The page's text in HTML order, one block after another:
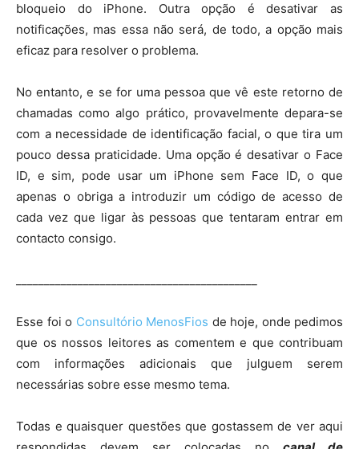
bloqueio do iPhone. Outra opção é desativar as
notificações, mas essa não será, de todo, a opção mais
eficaz para resolver o problema.
No entanto, e se for uma pessoa que vê este retorno de
chamadas como algo prático, provavelmente depara-se
com a necessidade de identificação facial, o que tira um
pouco dessa praticidade. Uma opção é desativar o Face
ID, e sim, pode usar um iPhone sem Face ID, o que
apenas o obriga a introduzir um código de acesso de
cada vez que ligar às pessoas que tentaram entrar em
contacto consigo.
Esse foi o Consultório MenosFios de hoje, onde pedimos
que os nossos leitores as comentem e que contribuam
com informações adicionais que julguem serem
necessárias sobre esse mesmo tema.
Todas e quaisquer questões que gostassem de ver aqui